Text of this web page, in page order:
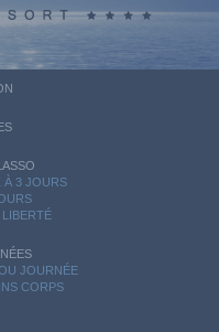
À 3 JOURS
JOURNÉE
CORPS